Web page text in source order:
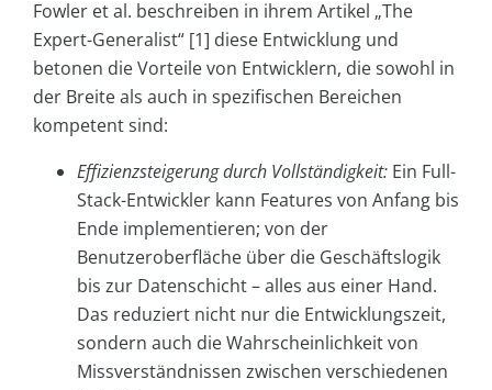
Fowler et al. beschreiben in ihrem Artikel „The
Expert-Generalist“ [1] diese Entwicklung und
betonen die Vorteile von Entwicklern, die sowohl in
der Breite als auch in spezifischen Bereichen
kompetent sind:
Effizienzsteigerung durch Vollständigkeit: Ein Full-
Stack-Entwickler kann Features von Anfang bis
Ende implementieren; von der
Benutzeroberfläche über die Geschäftslogik
bis zur Datenschicht – alles aus einer Hand.
Das reduziert nicht nur die Entwicklungszeit,
sondern auch die Wahrscheinlichkeit von
Missverständnissen zwischen verschiedenen